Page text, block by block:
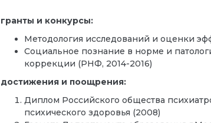
гранты и конкурсы:
Методология исследований и оценки
Социальное познание в норме и
коррекции (РНФ, 2014-2016)
достижения и поощрения:
Диплом Российского общества
психического здоровья (2008)